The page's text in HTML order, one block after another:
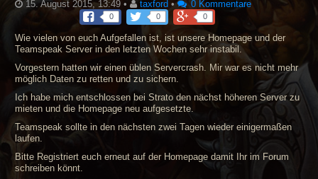
15. August 2015, 13:49 • taxford • 0 Kommentare
0 0 0
Wie vielen von euch Aufgefallen ist, ist unsere Homepage und der
Teamspeak Server in den letzten Wochen sehr instabil.
Vorgestern hatten wir einen üblen Servercrash. Mir war es nicht mehr
möglich Daten zu retten und zu sichern.
Ich habe mich entschlossen bei Strato den nächst höheren Server zu
mieten und die Homepage neu aufgesetzte.
Teamspeak sollte in den nächsten zwei Tagen wieder einigermaßen
laufen.
Bitte Registriert euch erneut auf der Homepage damit Ihr im Forum
schreiben könnt.